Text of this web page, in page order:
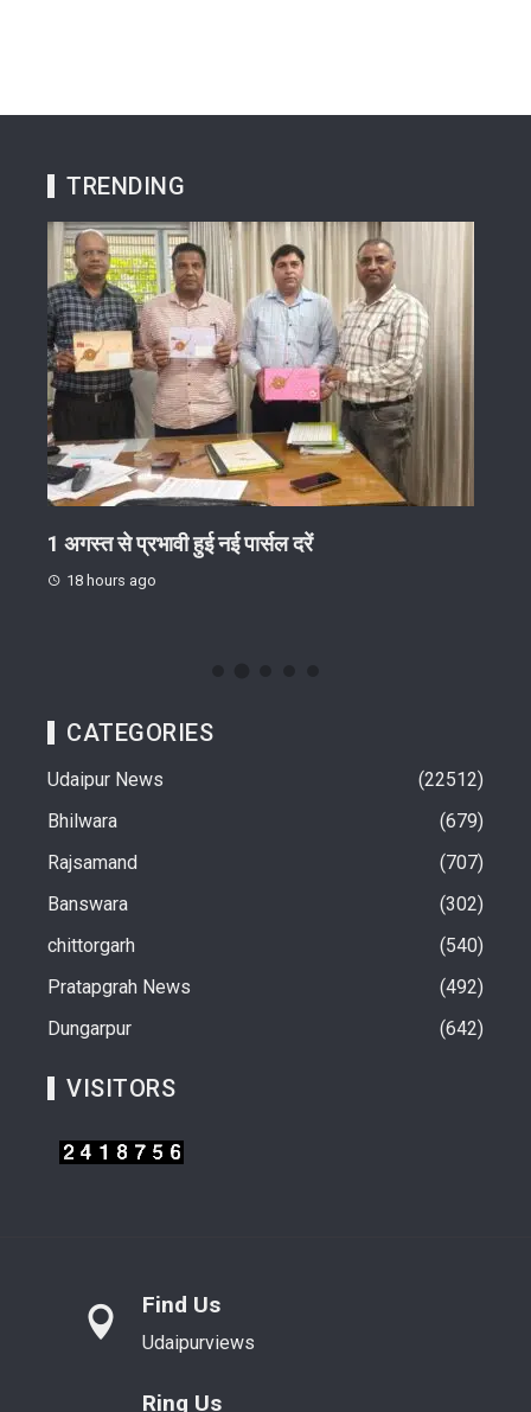
TRENDING
1 अगस्त से प्रभावी हुई नई पार्सल दरें
18 hours ago
CATEGORIES
Udaipur News
22512
Bhilwara
679
Rajsamand
707
Banswara
302
chittorgarh
540
Pratapgrah News
492
Dungarpur
642
VISITORS
Find Us
Udaipurviews
Ring Us